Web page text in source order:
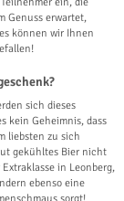
Genuss erwartet,
können wir Ihnen
sich dieses
kein Geheimnis, dass
liebsten zu sich
gekühltes Bier nicht
in Leonberg,
ebenso eine